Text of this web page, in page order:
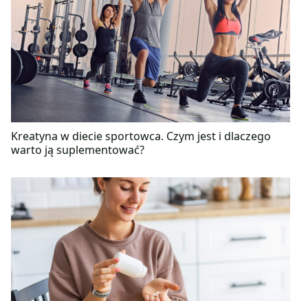
Kreatyna w diecie sportowca. Czym jest i dlaczego
warto ją suplementować?